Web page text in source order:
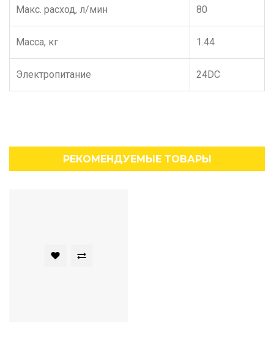
Макс. расход, л/мин 80
Масса, кг 1.44
Электропитание 24DC
РЕКОМЕНДУЕМЫЕ ТОВАРЫ